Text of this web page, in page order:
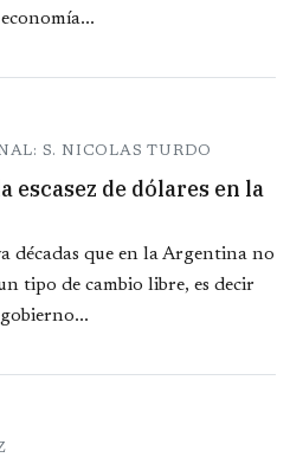
S. NICOLAS TURDO
escasez de dólares en la
décadas que en la Argentina no
tipo de cambio libre, es decir